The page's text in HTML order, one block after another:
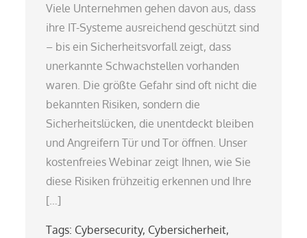
Viele Unternehmen gehen davon aus, dass
ihre IT-Systeme ausreichend geschützt sind
– bis ein Sicherheitsvorfall zeigt, dass
unerkannte Schwachstellen vorhanden
waren. Die größte Gefahr sind oft nicht die
bekannten Risiken, sondern die
Sicherheitslücken, die unentdeckt bleiben
und Angreifern Tür und Tor öffnen. Unser
kostenfreies Webinar zeigt Ihnen, wie Sie
diese Risiken frühzeitig erkennen und Ihre
[…]
Tags: Cybersecurity, Cybersicherheit,